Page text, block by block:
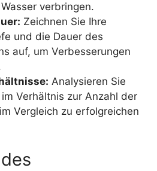
verbringen.
Zeichnen Sie Ihre
und die Dauer des
auf, um Verbesserungen
Analysieren Sie
Verhältnis zur Anzahl der
Vergleich zu erfolgreichen